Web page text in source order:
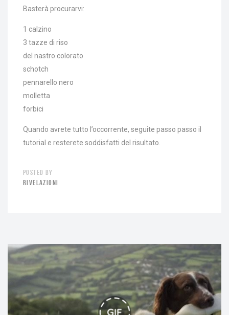
Basterà procurarvi:
1 calzino
3 tazze di riso
del nastro colorato
schotch
pennarello nero
molletta
forbici
Quando avrete tutto l’occorrente, seguite passo passo il
tutorial e resterete soddisfatti del risultato.
POSTED BY
RIVELAZIONI